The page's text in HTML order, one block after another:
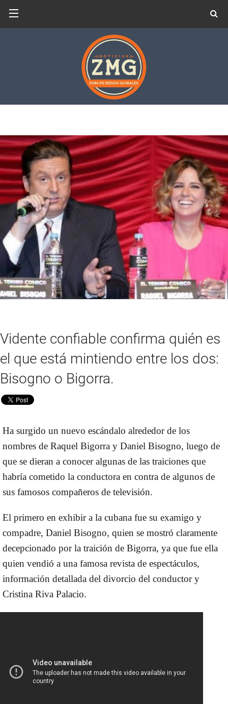
Vidente confiable confirma quién es
el que está mintiendo entre los dos:
Bisogno o Bigorra.
Ha surgido un nuevo escándalo alrededor de los
nombres de Raquel Bigorra y Daniel Bisogno, luego de
que se dieran a conocer algunas de las traiciones que
habría cometido la conductora en contra de algunos de
sus famosos compañeros de televisión.
El primero en exhibir a la cubana fue su examigo y
compadre, Daniel Bisogno, quien se mostró claramente
decepcionado por la traición de Bigorra, ya que fue ella
quien vendió a una famosa revista de espectáculos,
información detallada del divorcio del conductor y
Cristina Riva Palacio.